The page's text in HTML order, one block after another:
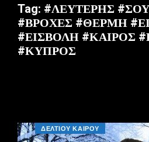
Tag: #ΛΕΥΤΕΡΗΣ
#ΒΡΟΧΕΣ #ΘΕΡΜΗ
#ΕΙΣΒΟΛΗ #ΚΑΙΡΟΣ
#ΚΥΠΡΟΣ
ΔΕΛΤΙΟΥ ΚΑΙΡΟΥ